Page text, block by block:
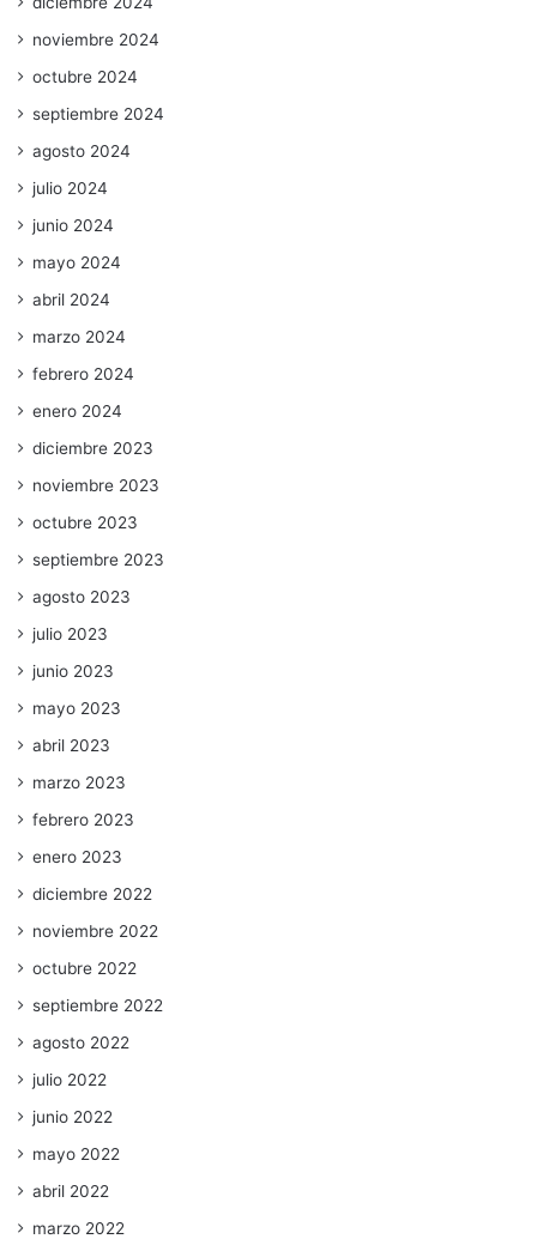
noviembre 2024
octubre 2024
septiembre 2024
agosto 2024
julio 2024
junio 2024
mayo 2024
abril 2024
marzo 2024
febrero 2024
enero 2024
diciembre 2023
noviembre 2023
octubre 2023
septiembre 2023
agosto 2023
julio 2023
junio 2023
mayo 2023
abril 2023
marzo 2023
febrero 2023
enero 2023
diciembre 2022
noviembre 2022
octubre 2022
septiembre 2022
agosto 2022
julio 2022
junio 2022
mayo 2022
abril 2022
marzo 2022